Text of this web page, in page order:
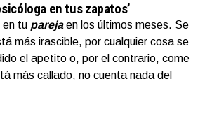
en tus zapatos’
en tu parejaen los últimos meses. Se
más irascible, por cualquier cosa se
el apetito o, por el contrario, come
más callado, no cuenta nada del